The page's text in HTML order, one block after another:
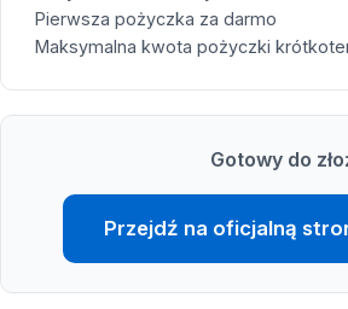
Pierwsza pożyczka za darmo
Maksymalna kwota pożyczki
Gotowy do
Przejdź na oficjalną